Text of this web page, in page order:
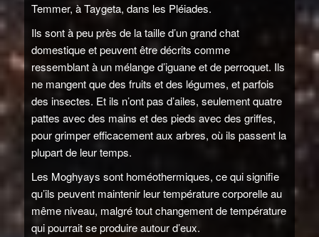
Temmer, à Taygeta, dans les Pléiades.
Ils sont à peu près de la taille d’un grand chat
domestique et peuvent être décrits comme
ressemblant à un mélange d’iguane et de perroquet. Ils
ne mangent que des fruits et des légumes, et parfois
des insectes. Et ils n’ont pas d’ailes, seulement quatre
pattes avec des mains et des pieds avec des griffes,
pour grimper efficacement aux arbres, où ils passent la
plupart de leur temps.
Les Moghyays sont homéothermiques, ce qui signifie
qu’ils peuvent maintenir leur température corporelle au
même niveau, malgré tout changement de température
qui pourrait se produire autour d’eux.